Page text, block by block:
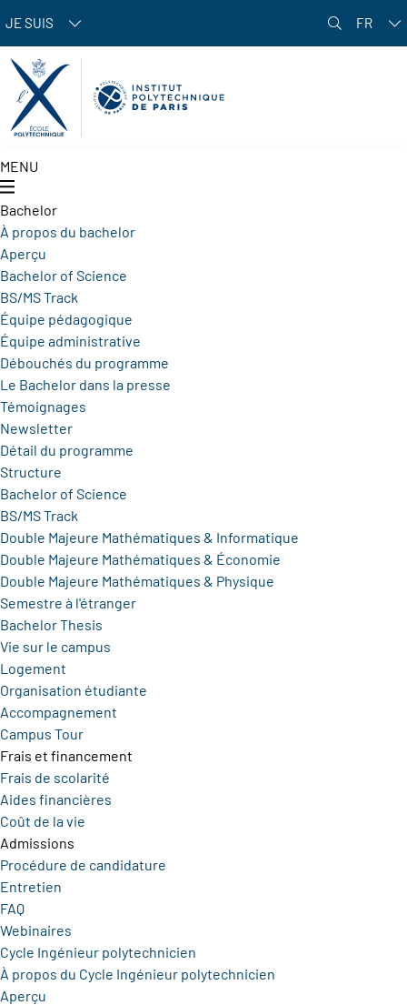
JE SUIS FR
MENU
Bachelor
À propos du bachelor
Aperçu
Bachelor of Science
BS/MS Track
Équipe pédagogique
Équipe administrative
Débouchés du programme
Le Bachelor dans la presse
Témoignages
Newsletter
Détail du programme
Structure
Bachelor of Science
BS/MS Track
Double Majeure Mathématiques & Informatique
Double Majeure Mathématiques & Économie
Double Majeure Mathématiques & Physique
Semestre à l'étranger
Bachelor Thesis
Vie sur le campus
Logement
Organisation étudiante
Accompagnement
Campus Tour
Frais et financement
Frais de scolarité
Aides financières
Coût de la vie
Admissions
Procédure de candidature
Entretien
FAQ
Webinaires
Cycle Ingénieur polytechnicien
À propos du Cycle Ingénieur polytechnicien
Aperçu